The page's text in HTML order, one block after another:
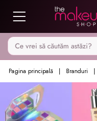
Caută pe MakeupShop
Pagina principală Branduri